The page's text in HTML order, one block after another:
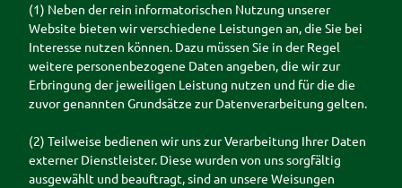
(1) Neben der rein informatorischen Nutzung unserer
Website bieten wir verschiedene Leistungen an, die Sie bei
Interesse nutzen können. Dazu müssen Sie in der Regel
weitere personenbezogene Daten angeben, die wir zur
Erbringung der jeweiligen Leistung nutzen und für die die
zuvor genannten Grundsätze zur Datenverarbeitung gelten.
(2) Teilweise bedienen wir uns zur Verarbeitung Ihrer Daten
externer Dienstleister. Diese wurden von uns sorgfältig
ausgewählt und beauftragt, sind an unsere Weisungen